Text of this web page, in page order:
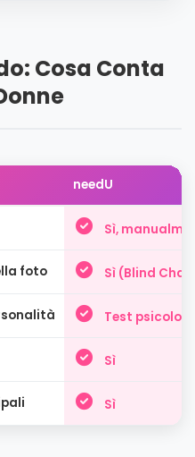
Cosa Conta
needU
Sì,
foto Sì (Blind
Test
Sì
Sì